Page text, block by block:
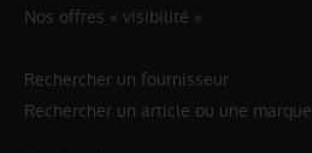
Nos offres « visibilité »
Rechercher un fournisseur
Rechercher un article ou une marque